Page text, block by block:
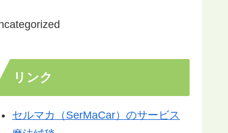
リンク
セルマカ（SerMaCar）のサービス